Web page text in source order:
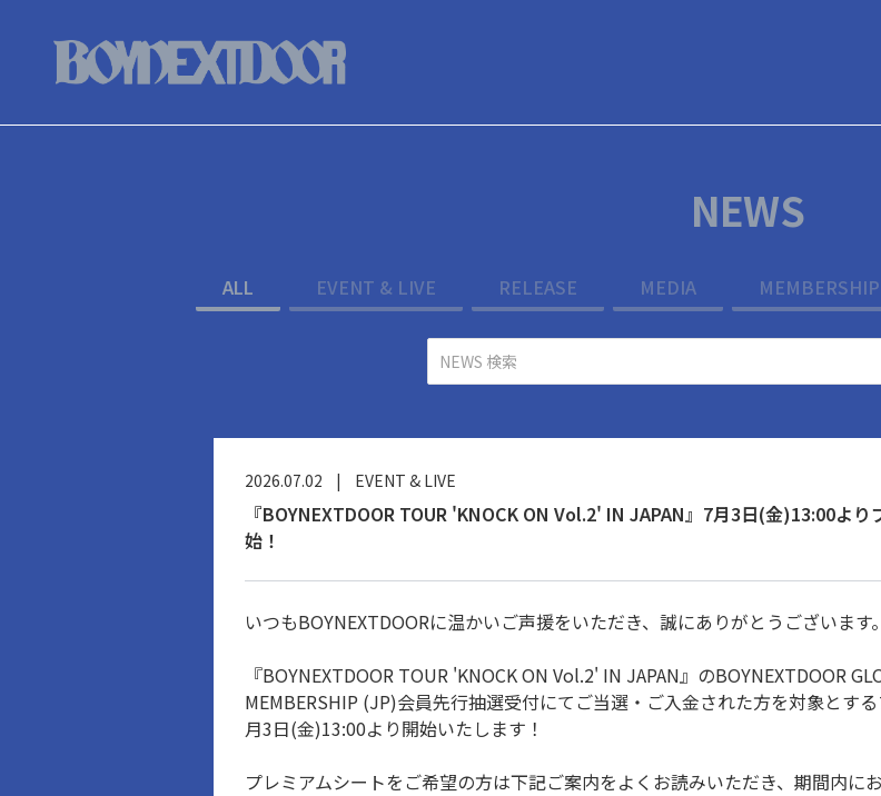
NEWS
ALL EVENT & LIVE RELEASE MEDIA MEMBERSHIP
2026.07.02 | EVENT & LIVE
『BOYNEXTDOOR TOUR 'KNOCK ON Vol.2' IN JAPAN』7月3日(金)13:00よ
始！
いつもBOYNEXTDOORに温かいご声援をいただき、誠にありがとうございます。
『BOYNEXTDOOR TOUR 'KNOCK ON Vol.2' IN JAPAN』のBOYNEXTDOOR
MEMBERSHIP (JP)会員先行抽選受付にてご当選・ご入金された方を対象とす
月3日(金)13:00より開始いたします！
プレミアムシートをご希望の方は下記ご案内をよくお読みいただき、期間内に